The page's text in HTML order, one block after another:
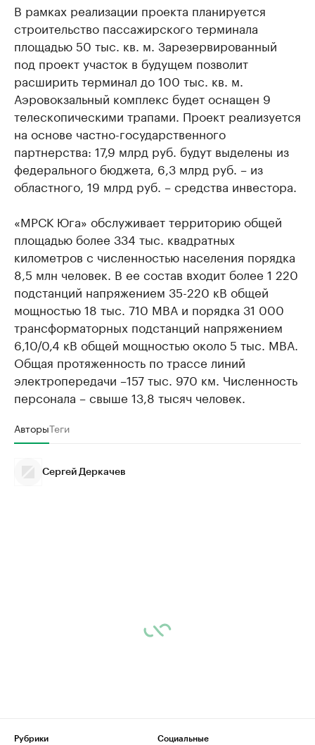
В рамках реализации проекта планируется
строительство пассажирского терминала
площадью 50 тыс. кв. м. Зарезервированный
под проект участок в будущем позволит
расширить терминал до 100 тыс. кв. м.
Аэровокзальный комплекс будет оснащен 9
телескопическими трапами. Проект реализуется
на основе частно-государственного
партнерства: 17,9 млрд руб. будут выделены из
федерального бюджета, 6,3 млрд руб. – из
областного, 19 млрд руб. – средства инвестора.
«МРСК Юга» обслуживает территорию общей
площадью более 334 тыс. квадратных
километров с численностью населения порядка
8,5 млн человек. В ее состав входит более 1 220
подстанций напряжением 35-220 кВ общей
мощностью 18 тыс. 710 МВА и порядка 31 000
трансформаторных подстанций напряжением
6,10/0,4 кВ общей мощностью около 5 тыс. МВА.
Общая протяженность по трассе линий
электропередачи –157 тыс. 970 км. Численность
персонала – свыше 13,8 тысяч человек.
АвторыТеги
Сергей Деркачев
Рубрики
Социальные